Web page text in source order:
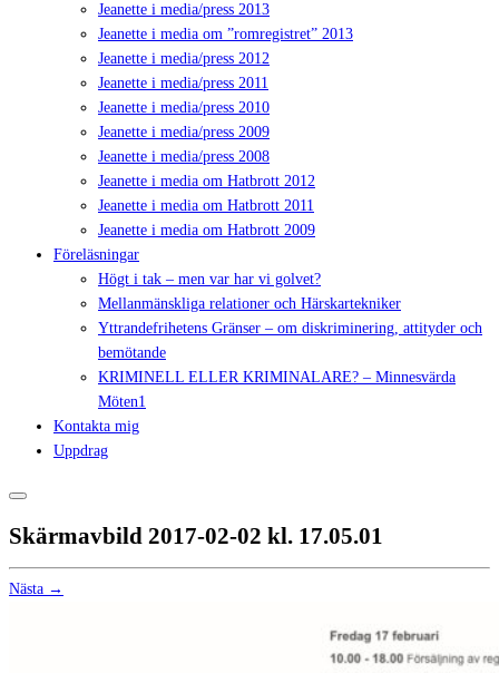
Jeanette i media/press 2013
Jeanette i media om ”romregistret” 2013
Jeanette i media/press 2012
Jeanette i media/press 2011
Jeanette i media/press 2010
Jeanette i media/press 2009
Jeanette i media/press 2008
Jeanette i media om Hatbrott 2012
Jeanette i media om Hatbrott 2011
Jeanette i media om Hatbrott 2009
Föreläsningar
Högt i tak – men var har vi golvet?
Mellanmänskliga relationer och Härskartekniker
Yttrandefrihetens Gränser – om diskriminering, attityder och
bemötande
KRIMINELL ELLER KRIMINALARE? – Minnesvärda
Möten1
Kontakta mig
Uppdrag
Skärmavbild 2017-02-02 kl. 17.05.01
Nästa →